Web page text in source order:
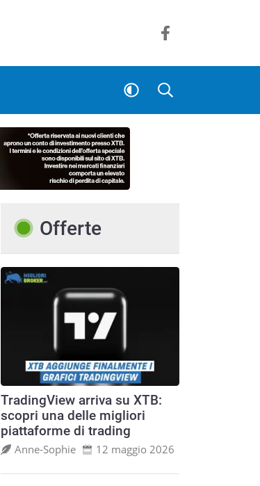
Offerte
TradingView arriva su XTB:
scopri una delle migliori
piattaforme di trading
Anne‑Sophie 12 maggio 2026